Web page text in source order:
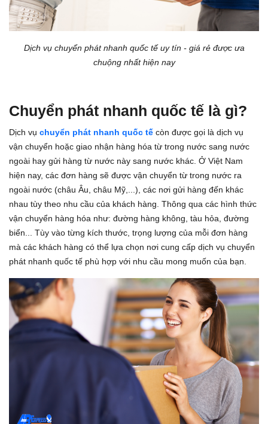
Dịch vụ chuyển phát nhanh quốc tế uy tín - giá rẻ được ưa
chuộng nhất hiện nay
Chuyển phát nhanh quốc tế là gì?
Dịch vụ chuyển phát nhanh quốc tế còn được gọi là dịch vụ
vận chuyển hoặc giao nhận hàng hóa từ trong nước sang nước
ngoài hay gửi hàng từ nước này sang nước khác. Ở Việt Nam
hiện nay, các đơn hàng sẽ được vận chuyển từ trong nước ra
ngoài nước (châu Âu, châu Mỹ,...), các nơi gửi hàng đến khác
nhau tùy theo nhu cầu của khách hàng. Thông qua các hình thức
vận chuyển hàng hóa như: đường hàng không, tàu hỏa, đường
biển... Tùy vào từng kích thước, trọng lượng của mỗi đơn hàng
mà các khách hàng có thể lựa chọn nơi cung cấp dịch vụ chuyển
phát nhanh quốc tế phù hợp với nhu cầu mong muốn của bạn.